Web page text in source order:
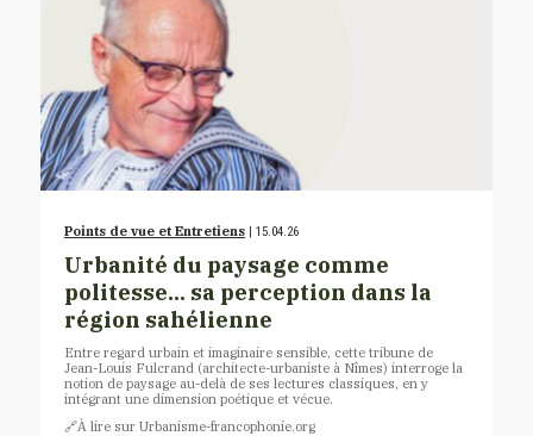
Points de vue et Entretiens | 15.04.26
Urbanité du paysage comme
politesse… sa perception dans la
région sahélienne
Entre regard urbain et imaginaire sensible, cette tribune de
Jean-Louis Fulcrand (architecte-urbaniste à Nîmes) interroge la
notion de paysage au-delà de ses lectures classiques, en y
intégrant une dimension poétique et vécue.
🔗À lire sur Urbanisme-francophonie.org